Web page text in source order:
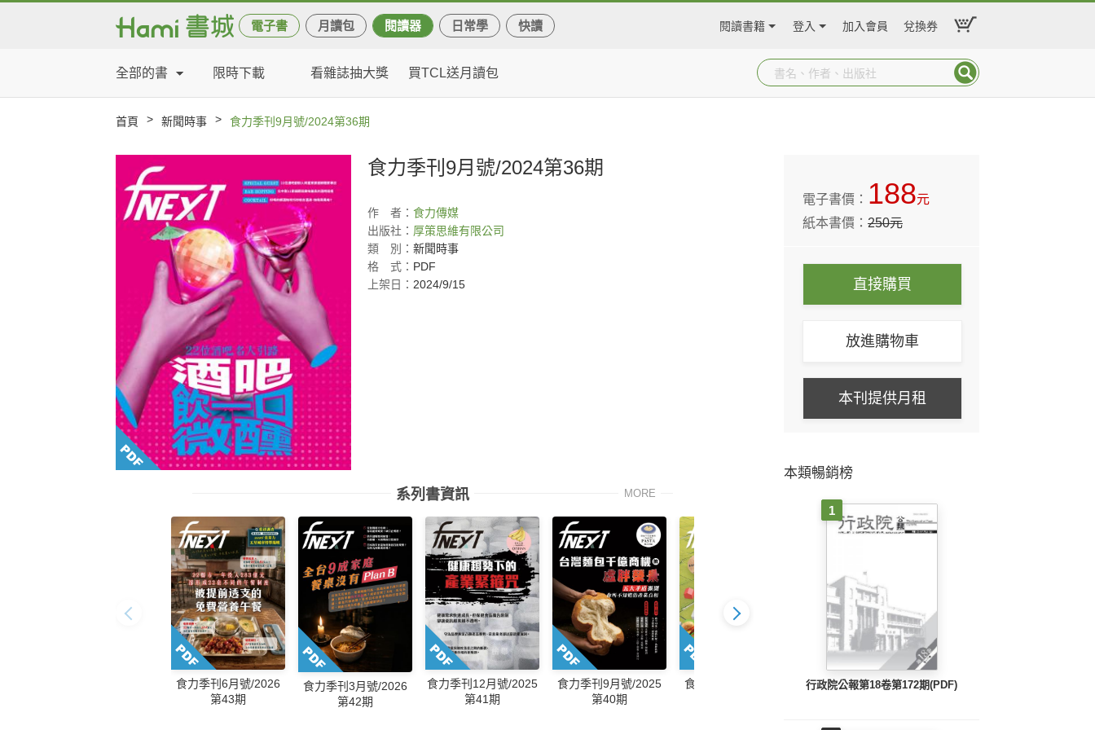
電子書 月讀包 閱讀器 日常學 快讀 閱讀書籍 登入 加入會員 兌換券
全部的書 限時下載 看雜誌抽大獎 買TCL送月讀包
首頁 > 新聞時事 > 食力季刊9月號/2024第36期
食力季刊9月號/2024第36期
作 者： 食力傳媒
出版社： 厚策思維有限公司
類
別： 新聞時事
格
式： PDF
上架日： 2024/9/15
系列書資訊 MORE
食力季刊6月號/2026
第43期
食力季刊3月號/2026
第42期
食力季刊12月號/2025
第41期
食力季刊9月號/2025
第40期
食力季刊6月號/2025
食力季刊3月號/2025
食力季刊12月號/2024
電子書價： 188元
紙本書價：250元
直接購買
放進購物車
本刊提供月租
本類暢銷榜
1
行政院公報第18卷第172期(PDF)